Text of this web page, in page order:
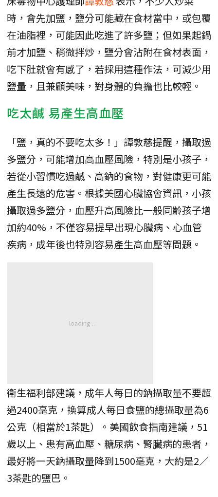
時，會先加鹽，鹽分可能藏在食材當中，或包覆
在油脂裡，可能因此吃進了許多鹽；但如果起鍋
前才加鹽、稍微拌炒，鹽分會沾附在食材表面，
吃下肚就會有感了，若採用這種作法，可減少用
鹽量，且兼顧美味，對身體的負擔也比較輕。
吃太鹹 易產生高血壓
「鹽，真的不要吃太多！」譚敦慈提醒，攝取過
多鹽分，可能增加高血壓風險，特別是小孩子，
若從小習慣吃過鹹、高鈉的食物，對健康更可能
產生長遠的危害。根據美國心臟協會資訊，小孩
攝取過多鹽分，血壓升高風險比一般同齡孩子增
加約40%，不僅容易提早出現心臟病、心血管
疾病，成年後也特別容易產生高血壓等問題。
衛生福利部建議，成年人每日的鈉攝取量不要超
過2400毫克，換算成人每日食鹽的總攝取量為6
公克（相當於1茶匙）。美國飲食指南建議，51
歲以上、患有高血壓、糖尿病、腎臟病的患者，
最好將一天鈉攝取量降到1500毫克，大約是2／
3茶匙的鹽巴。